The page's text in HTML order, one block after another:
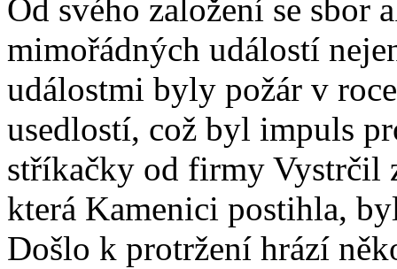
Od svého založení se sbor
mimořádných událostí
událostmi byly požár v
usedlostí, což byl impuls
stříkačky od firmy Vystrčil
která Kamenici postihla,
Došlo k protržení hrází